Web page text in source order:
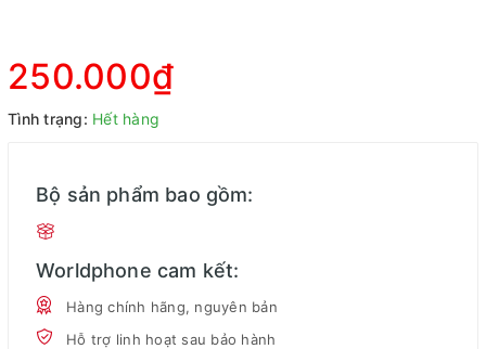
250.000₫
Tình trạng: Hết hàng
Bộ sản phẩm bao gồm:
Worldphone cam kết:
Hàng chính hãng, nguyên bản
Hỗ trợ linh hoạt sau bảo hành